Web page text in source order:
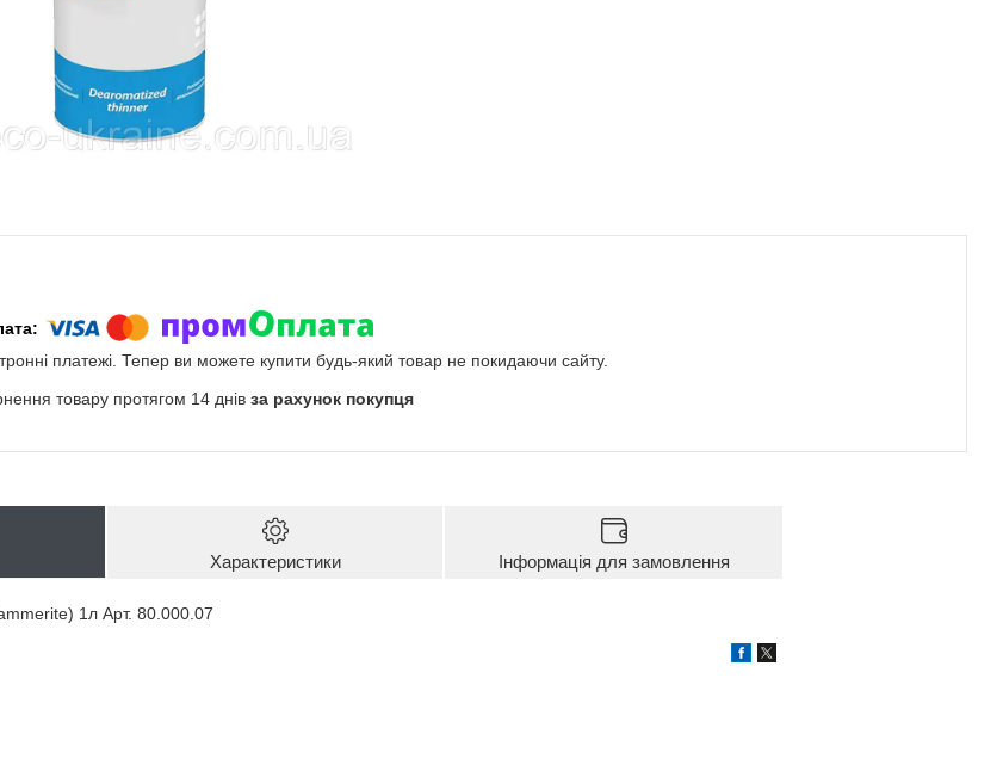
платежі. Тепер ви можете купити будь-який товар не покидаючи сайту.
товару протягом 14 днів за рахунок покупця
Характеристики Інформація для замовлення
1л Арт. 80.000.07